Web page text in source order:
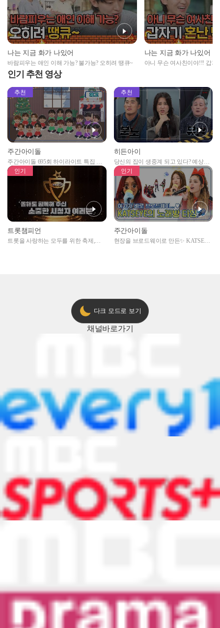
나는 지금 화가 나있어
바람피우는 애인 이해 가능? 불가능? 오히려 땡큐~
나는 지금 화가 나있어
아니 무슨 여사친이야!!! 갑자
인기 추천 영상
추천
주간아이돌
주간아이돌 695회 하이라이트 특집 남
자아이돌편 예고
추천
히든아이
당신의 집이 생중계 되고 있다? 예상치
못한 곳에서 일어나는 불법촬영 범죄!
인기
트롯챔피언
트롯을 사랑하는 모두를 위한 축제,
인기
주간아이돌
현장을 브로드웨이로 만든✨ KATSEYE
다크 모드로 보기
채널바로가기